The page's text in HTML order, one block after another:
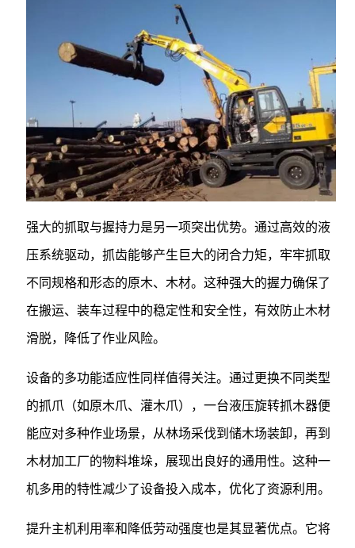
强大的抓取与握持力是另一项突出优势。通过高效的液
压系统驱动，抓齿能够产生巨大的闭合力矩，牢牢抓取
不同规格和形态的原木、木材。这种强大的握力确保了
在搬运、装车过程中的稳定性和安全性，有效防止木材
滑脱，降低了作业风险。
设备的多功能适应性同样值得关注。通过更换不同类型
的抓爪（如原木爪、灌木爪），一台液压旋转抓木器便
能应对多种作业场景，从林场采伐到储木场装卸，再到
木材加工厂的物料堆垛，展现出良好的通用性。这种一
机多用的特性减少了设备投入成本，优化了资源利用。
提升主机利用率和降低劳动强度也是其显著优点。它将